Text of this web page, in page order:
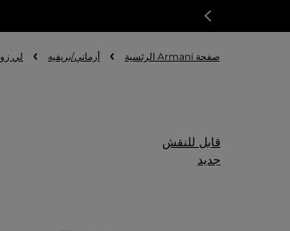
صفحة Armani الرئسية أرماني/بريفيه لي زو
قابل للنقش
جديد